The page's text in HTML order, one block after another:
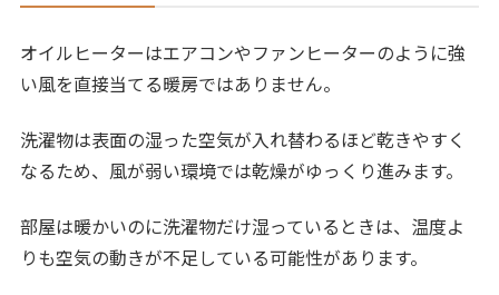
オイルヒーターはエアコンやファンヒーターのように強
い風を直接当てる暖房ではありません。
洗濯物は表面の湿った空気が入れ替わるほど乾きやすく
なるため、風が弱い環境では乾燥がゆっくり進みます。
部屋は暖かいのに洗濯物だけ湿っているときは、温度よ
りも空気の動きが不足している可能性があります。